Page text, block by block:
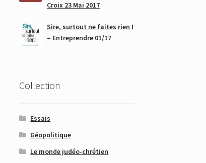
Croix 23 Mai 2017
Sire, surtout ne faites rien !
– Entreprendre 01/17
Collection
Essais
Géopolitique
Le monde judéo-chrétien